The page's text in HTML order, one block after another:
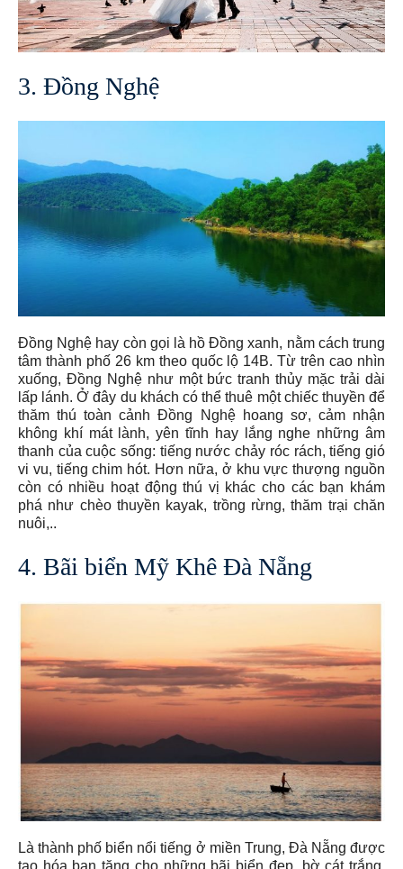
3. Đồng Nghệ
Đồng Nghệ hay còn gọi là hồ Đồng xanh, nằm cách trung
tâm thành phố 26 km theo quốc lộ 14B. Từ trên cao nhìn
xuống, Đồng Nghệ như một bức tranh thủy mặc trải dài
lấp lánh. Ở đây du khách có thể thuê một chiếc thuyền để
thăm thú toàn cảnh Đồng Nghệ hoang sơ, cảm nhận
không khí mát lành, yên tĩnh hay lắng nghe những âm
thanh của cuộc sống: tiếng nước chảy róc rách, tiếng gió
vi vu, tiếng chim hót. Hơn nữa, ở khu vực thượng nguồn
còn có nhiều hoạt động thú vị khác cho các bạn khám
phá như chèo thuyền kayak, trồng rừng, thăm trại chăn
nuôi,..
4. Bãi biển Mỹ Khê Đà Nẵng
Là thành phố biển nổi tiếng ở miền Trung, Đà Nẵng được